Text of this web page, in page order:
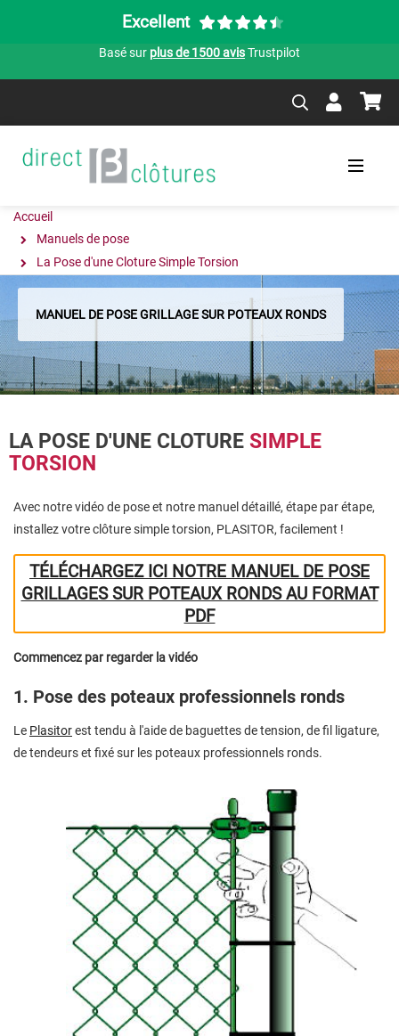
Excellent
Basé sur plus de 1500 avisTrustpilot
Accueil
Manuels de pose
La Pose d'une Cloture Simple Torsion
MANUEL DE POSE GRILLAGE SUR POTEAUX RONDS
LA POSE D'UNE CLOTURE SIMPLE
TORSION
Avec notre vidéo de pose et notre manuel détaillé, étape par étape,
installez votre clôture simple torsion, PLASITOR, facilement !
TÉLÉCHARGEZ ICI NOTRE MANUEL DE POSE
GRILLAGES SUR POTEAUX RONDS AU FORMAT
PDF
Commencez par regarder la vidéo
1. Pose des poteaux professionnels ronds
Le Plasitorest tendu à l'aide de baguettes de tension, de fil ligature,
de tendeurs et fixé sur les poteaux professionnels ronds.